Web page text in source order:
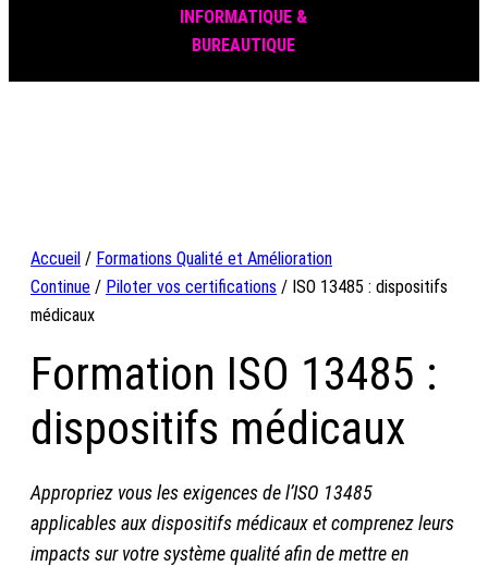
INFORMATIQUE &
BUREAUTIQUE
Accueil / Formations Qualité et Amélioration
Continue / Piloter vos certifications / ISO 13485 : dispositifs
médicaux
Formation ISO 13485 :
dispositifs médicaux
Appropriez vous les exigences de l’ISO 13485
applicables aux dispositifs médicaux et comprenez leurs
impacts sur votre système qualité afin de mettre en